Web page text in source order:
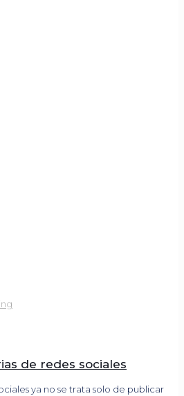
de redes sociales
ya no se trata solo de publicar